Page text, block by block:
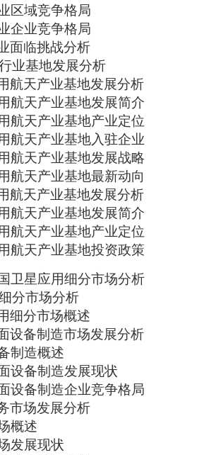
区域竞争格局
企业竞争格局
面临挑战分析
业基地发展分析
航天产业基地发展分析
航天产业基地发展简介
航天产业基地产业定位
航天产业基地入驻企业
航天产业基地发展战略
航天产业基地最新动向
航天产业基地发展分析
航天产业基地发展简介
航天产业基地产业定位
航天产业基地投资政策
卫星应用细分市场分析
分市场分析
细分市场概述
设备制造市场发展分析
制造概述
设备制造发展现状
设备制造企业竞争格局
市场发展分析
概述
发展现状